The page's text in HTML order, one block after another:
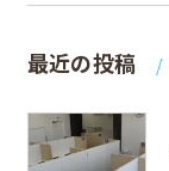
最近の投稿